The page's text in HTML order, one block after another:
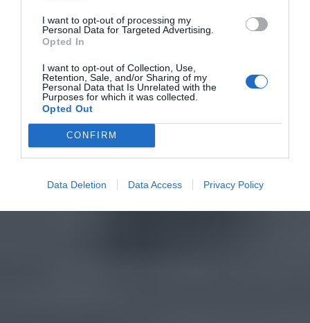
I want to opt-out of processing my
Personal Data for Targeted Advertising.
Opted In
I want to opt-out of Collection, Use,
Retention, Sale, and/or Sharing of my
Personal Data that Is Unrelated with the
Purposes for which it was collected.
Opted Out
CONFIRM
Data Deletion Data Access Privacy Policy